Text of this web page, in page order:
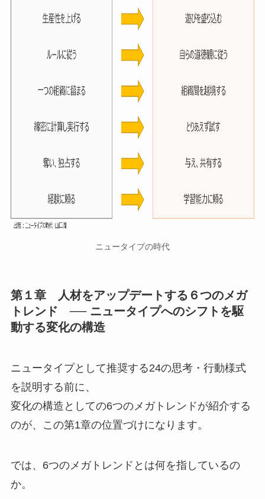
ニュータイプの時代
第１章 人材をアップデートする６つのメガ
トレンド ── ニュータイプへのシフトを駆
動する変化の構造
ニュータイプとして推奨する24の思考・行動様式
を説明する前に、
変化の構造としての6つのメガトレンドが紹介する
のが、この第1章の位置づけになります。
では、6つのメガトレンドとは何を指しているの
か。